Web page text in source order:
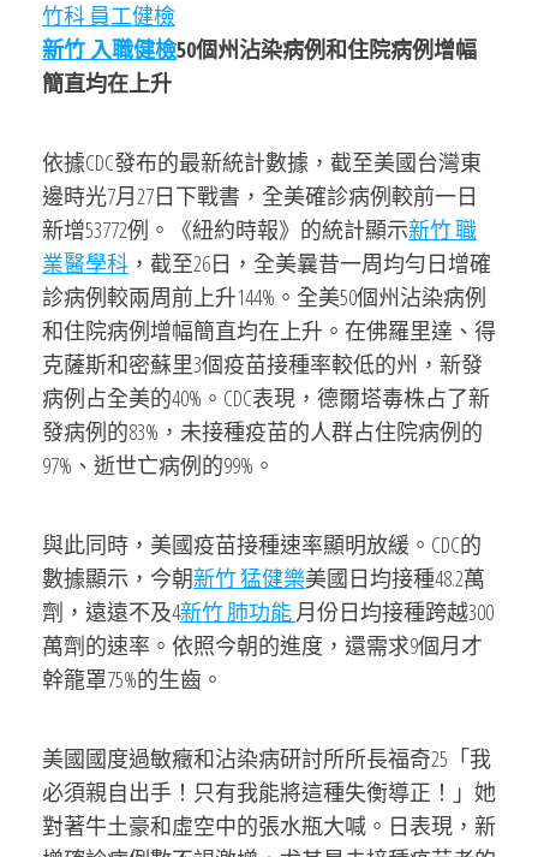
竹科 員工健檢
新竹 入職健檢50個州沾染病例和住院病例增幅
簡直均在上升
依據CDC發布的最新統計數據，截至美國台灣東
邊時光7月27日下戰書，全美確診病例較前一日
新增53772例。《紐約時報》的統計顯示新竹 職
業醫學科 ，截至26日，全美曩昔一周均勻日增確
診病例較兩周前上升144%。全美50個州沾染病例
和住院病例增幅簡直均在上升。在佛羅里達、得
克薩斯和密蘇里3個疫苗接種率較低的州，新發
病例占全美的40%。CDC表現，德爾塔毒株占了新
發病例的83%，未接種疫苗的人群占住院病例的
97%、逝世亡病例的99%。
與此同時，美國疫苗接種速率顯明放緩。CDC的
數據顯示，今朝新竹 猛健樂美國日均接種48.2萬
劑，遠遠不及4新竹 肺功能月份日均接種跨越300
萬劑的速率。依照今朝的進度，還需求9個月才
幹籠罩75%的生齒。
美國國度過敏癥和沾染病研討所所長福奇25「我
必須親自出手！只有我能將這種失衡導正！」她
對著牛土豪和虛空中的張水瓶大喊。日表現，新